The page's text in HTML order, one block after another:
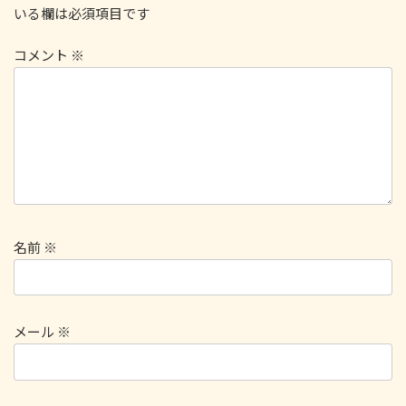
いる欄は必須項目です
コメント ※
名前 ※
メール ※